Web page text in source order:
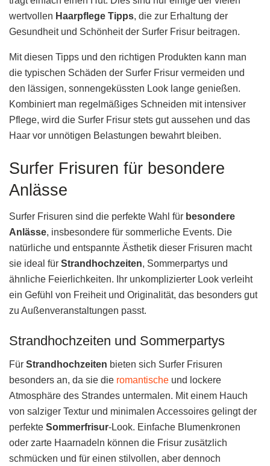
wertvollen Haarpflege Tipps, die zur Erhaltung der
Gesundheit und Schönheit der Surfer Frisur beitragen.
Mit diesen Tipps und den richtigen Produkten kann man
die typischen Schäden der Surfer Frisur vermeiden und
den lässigen, sonnengeküssten Look lange genießen.
Kombiniert man regelmäßiges Schneiden mit intensiver
Pflege, wird die Surfer Frisur stets gut aussehen und das
Haar vor unnötigen Belastungen bewahrt bleiben.
Surfer Frisuren für besondere
Anlässe
Surfer Frisuren sind die perfekte Wahl für besondere
Anlässe, insbesondere für sommerliche Events. Die
natürliche und entspannte Ästhetik dieser Frisuren macht
sie ideal für Strandhochzeiten, Sommerpartys und
ähnliche Feierlichkeiten. Ihr unkomplizierter Look verleiht
ein Gefühl von Freiheit und Originalität, das besonders gut
zu Außenveranstaltungen passt.
Strandhochzeiten und Sommerpartys
Für Strandhochzeiten bieten sich Surfer Frisuren
besonders an, da sie die romantische und lockere
Atmosphäre des Strandes untermalen. Mit einem Hauch
von salziger Textur und minimalen Accessoires gelingt der
perfekte Sommerfrisur-Look. Einfache Blumenkronen
oder zarte Haarnadeln können die Frisur zusätzlich
schmücken und für einen stilvollen, aber dennoch